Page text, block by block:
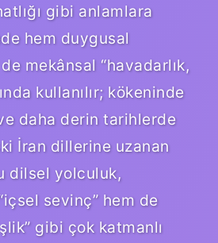
gibi anlamlara
hem duygusal
mekânsal “havadarlık,
kullanılır; kökeninde
daha derin tarihlerde
İran dillerine uzanan
dilsel yolculuk,
sevinç” hem de
gibi çok katmanlı